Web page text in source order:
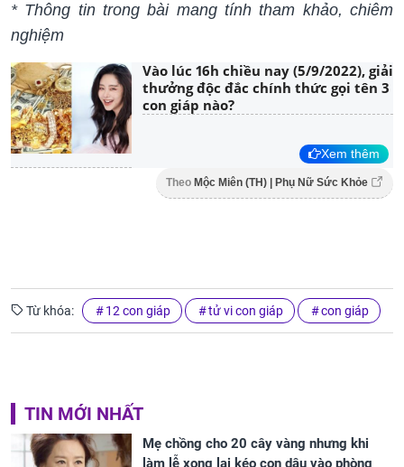
* Thông tin trong bài mang tính tham khảo, chiêm
nghiệm
Vào lúc 16h chiều nay (5/9/2022), giải
thưởng độc đắc chính thức gọi tên 3
con giáp nào?
Xem thêm
Theo Mộc Miên (TH) | Phụ Nữ Sức Khỏe
Từ khóa: 12 con giáp tử vi con giáp con giáp
TIN MỚI NHẤT
Mẹ chồng cho 20 cây vàng nhưng khi
làm lễ xong lại kéo con dâu vào phòng